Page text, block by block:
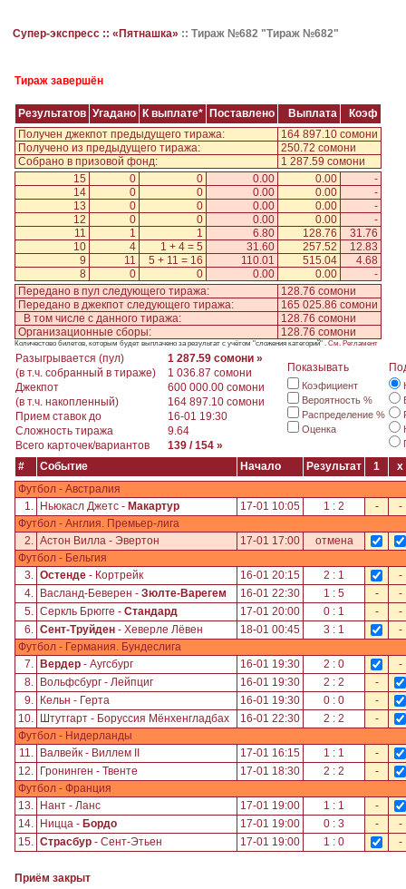
Супер-экспресс :: «Пятнашка» :: Тираж №682 "Тираж №682"
Тираж завершён
Результатов Угадано К выплате* Поставлено Выплата
Коэф
Получен джекпот предыдущего тиража:
164 897.10 сомони
Получено из предыдущего тиража:
250.72 сомони
Собрано в призовой фонд:
1 287.59 сомони
15
0 0 0.00 0.00
-
14
0 0 0.00 0.00
-
13
0 0 0.00 0.00
-
12
0 0 0.00 0.00
-
11
1 1 6.80 128.76
31.76
10
4 1 + 4 = 5 31.60 257.52
12.83
9
11 5 + 11 = 16 110.01 515.04
4.68
8
0 0 0.00 0.00
-
Передано в пул следующего тиража:
128.76 сомони
Передано в джекпот следующего тиража:
165 025.86 сомони
В том числе с данного тиража:
128.76 сомони
Организационные сборы:
128.76 сомони
Количестово билетов, которым будет выплачено за результат с учётом "сложения категорий" . См. Регламент
Разыгрывается (пул)
1 287.59 сомони »
(в т.ч. собранный в тираже)
1 036.87 сомони
Джекпот
600 000.00 сомони
(в т.ч. накопленный)
164 897.10 сомони
Прием ставок до
16-01 19:30
Сложность тиража
9.64
Всего карточек/вариантов
139 / 154 »
Показывать
Коэфициент
Вероятность %
Распределение %
Оценка
# Событие Начало Результат 1
x
Футбол - Австралия
1.
Ньюкасл Джетс - Макартур 17-01 10:05 1 : 2 -
-
Футбол - Англия. Премьер-лига
2. Астон Вилла - Эвертон 17-01 17:00
отмена
Футбол - Бельгия
3. Остенде - Кортрейк 16-01 20:15 2 : 1
-
4.
Васланд-Беверен - Зюлте-Варегем 16-01 22:30 1 : 5 -
-
5. Серкль Брюгге - Стандард 17-01 20:00 0 : 1 -
-
6. Сент-Труйден - Хеверле Лёвен 18-01 00:45 3 : 1
-
Футбол - Германия. Бундеслига
7.
Вердер - Аугсбург 16-01 19:30 2 : 0
-
8.
Вольфсбург - Лейпциг 16-01 19:30 2 : 2
-
9.
Кельн - Герта 16-01 19:30 0 : 0
-
10.
Штутгарт - Боруссия Мёнхенгладбах 16-01 22:30 2 : 2
-
Футбол - Нидерланды
11.
Валвейк - Виллем II 17-01 16:15 1 : 1
-
12.
Гронинген - Твенте 17-01 18:30 2 : 2
-
Футбол - Франция
13.
Нант - Ланс 17-01 19:00 1 : 1
-
14.
Ницца - Бордо 17-01 19:00 0 : 3 -
-
15. Страсбур - Сент-Этьен 17-01 19:00 1 : 0 -
Приём закрыт